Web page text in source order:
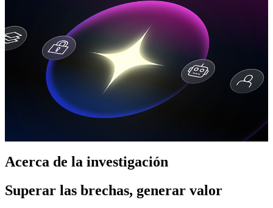
Acerca de la investigación
Superar las brechas, generar valor